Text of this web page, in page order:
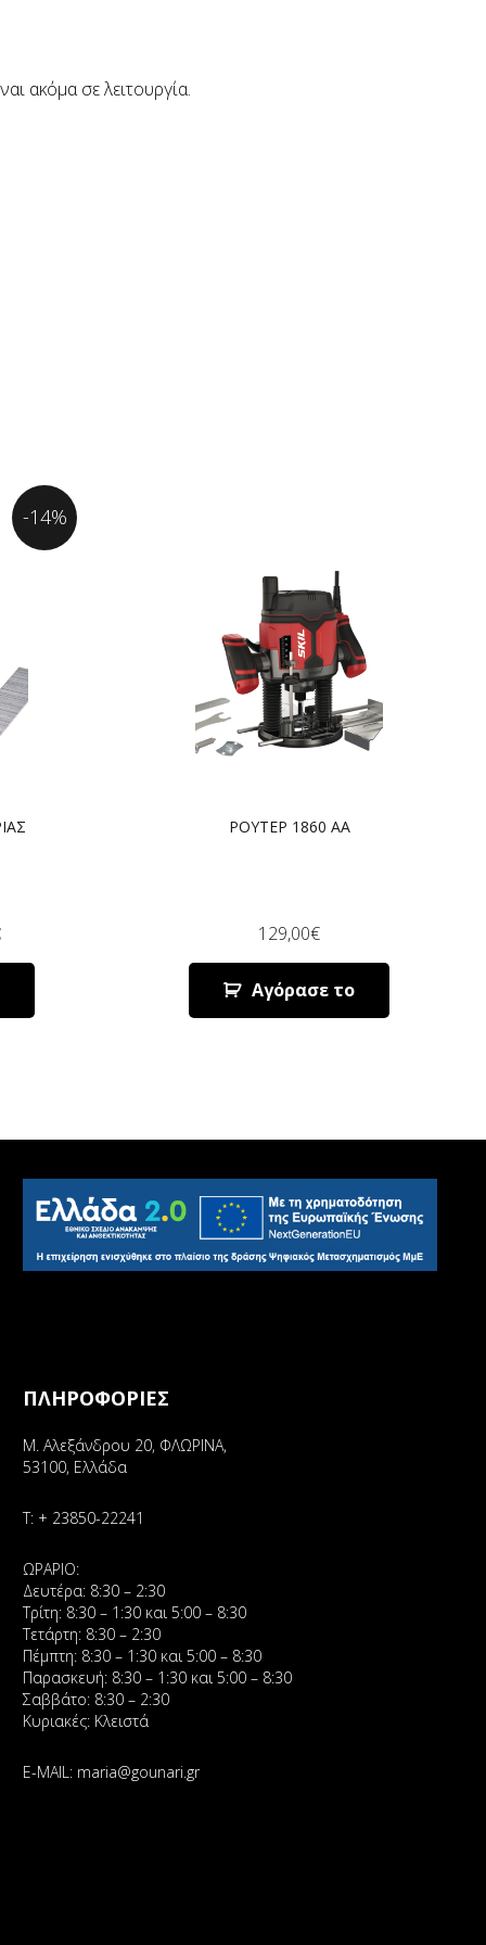
ακόμα σε λειτουργία.
-14%
ΡΟΥΤΕΡ 1860 AA
129,00€
Αγόρασε το
ΠΛΗΡΟΦΟΡΙΕΣ
Μ. Αλεξάνδρου 20, ΦΛΩΡΙΝΑ,
53100, Ελλάδα
Τ: + 23850-22241
ΩΡΑΡΙΟ:
Δευτέρα: 8:30 – 2:30
Τρίτη: 8:30 – 1:30 και 5:00 – 8:30
Τετάρτη: 8:30 – 2:30
Πέμπτη: 8:30 – 1:30 και 5:00 – 8:30
Παρασκευή: 8:30 – 1:30 και 5:00 – 8:30
Σαββάτο: 8:30 – 2:30
Κυριακές: Κλειστά
E-MAIL: maria@gounari.gr